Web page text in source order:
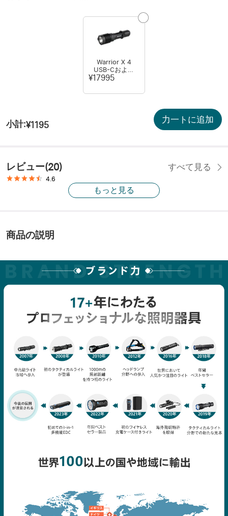
Warrior X 4
USB-Cおよび
MCC充電式フラ
ルスター付き)
¥17995
小計:¥1195
力一トに追加
レビュー(20) すべて見る
4.6
もっと見る
商品の説明